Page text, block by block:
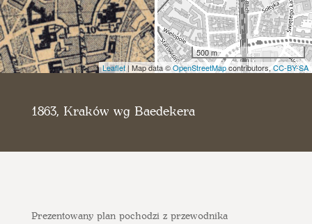
500 m
Leaflet| Map data ©OpenStreetMapcontributors,CC-BY-SA
1863, Kraków wg Baedekera
Prezentowany plan pochodzi z przewodnika